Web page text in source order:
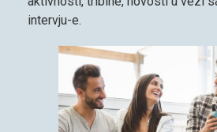
intervju-e.